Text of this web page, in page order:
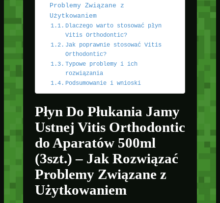
Problemy Związane z
Użytkowaniem
Dlaczego warto stosować płyn
Vitis Orthodontic?
Jak poprawnie stosować Vitis
Orthodontic?
Typowe problemy i ich
rozwiązania
Podsumowanie i wnioski
Płyn Do Płukania Jamy
Ustnej Vitis Orthodontic
do Aparatów 500ml
(3szt.) – Jak Rozwiązać
Problemy Związane z
Użytkowaniem